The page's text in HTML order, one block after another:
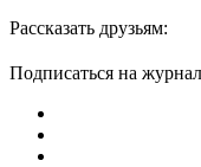
Рассказать друзьям:
Подписаться на